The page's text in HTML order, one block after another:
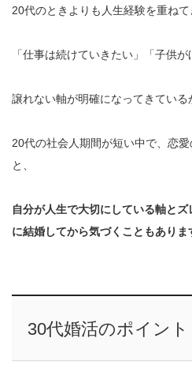
20代のときよりも人生経験を重ねて
「仕事は続けていきたい」「子供が
譲れない軸が明確になってきている
20代の社会人期間が短い中で、恋
と、
自分が人生で大切にしている軸と
に結婚してから気づくこともありま
30代婚活のポイント